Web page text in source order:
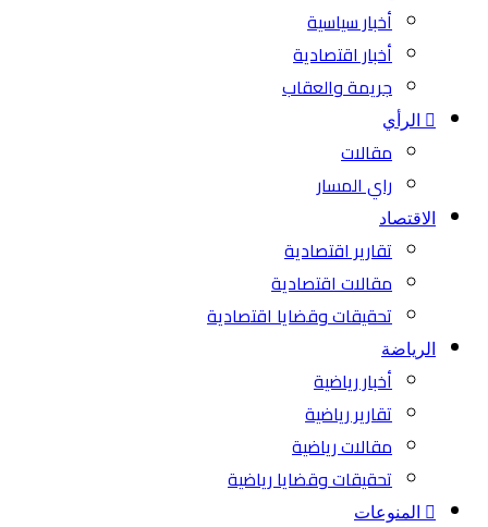
أخبار سياسية
أخبار اقتصادية
جريمة والعقاب
الرأي
مقالات
راي المسار
الاقتصاد
تقارير اقتصادية
مقالات اقتصادية
تحقيقات وقضايا اقتصادية
الرياضة
أخبار رياضية
تقارير رياضية
مقالات رياضية
تحقيقات وقضايا رياضية
المنوعات